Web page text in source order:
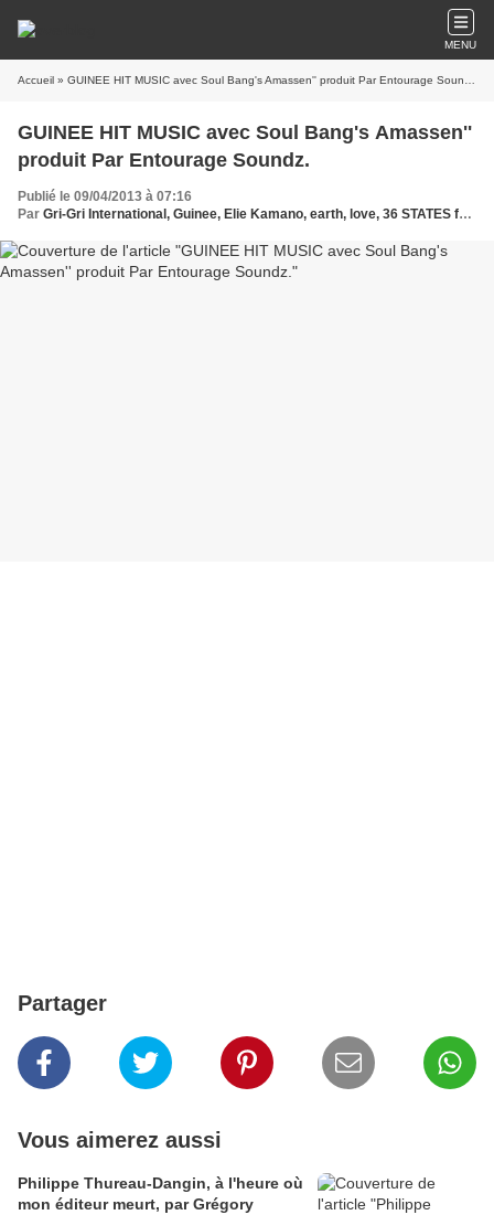
MENU
Accueil » GUINEE HIT MUSIC avec Soul Bang's Amassen'' produit Par Entourage Soundz.
GUINEE HIT MUSIC avec Soul Bang's Amassen''
produit Par Entourage Soundz.
Publié le 09/04/2013 à 07:16
Par Gri-Gri International, Guinee, Elie Kamano, earth, love, 36 STATES feat bob dinna,high level,djo doubaté ,http://www.guineehitmusique.com
Partager
Vous aimerez aussi
Philippe Thureau-Dangin, à l'heure où
mon éditeur meurt, par Grégory